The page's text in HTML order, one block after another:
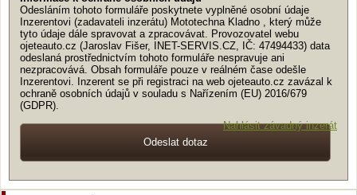
Odesláním tohoto formuláře poskytnete vyplněné osobní údaje
Inzerentovi (zadavateli inzerátu) Mototechna Kladno , který může
tyto údaje dále spravovat a zpracovávat. Provozovatel webu
ojeteauto.cz (Jaroslav Fišer, INET-SERVIS.CZ, IČ: 47494433) data
odeslaná prostřednictvím tohoto formuláře nespravuje ani
nezpracovává. Obsah formuláře pouze v reálném čase odešle
Inzerentovi. Inzerent se při registraci na web ojeteauto.cz zavázal k
ochraně osobních údajů v souladu s Nařízením (EU) 2016/679
(GDPR).
Nahlásit závadný inzerát